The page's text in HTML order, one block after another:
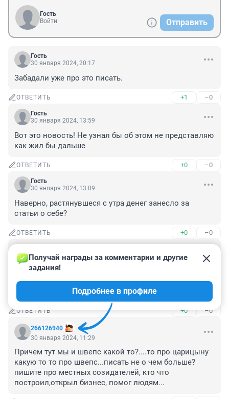
Гость
Войти
Отправить
Гость
30 января 2024, 20:17
Забадали уже про это писать.
ОТВЕТИТЬ +1 –0
Гость
30 января 2024, 13:59
Вот это новость! Не узнал бы об этом не представляю
как жил бы дальше
ОТВЕТИТЬ +0 –0
Гость
30 января 2024, 13:09
Наверно, растянувшеся с утра денег занесло за
статьи о себе?
ОТВЕТИТЬ +0 –0
30 января 2024, 12:03
Я тоже с утра растянулся около 67го, аж туалетные
процедуры ссамопроиволились.😞 и снег получился
на сегодня жёлтым 😶
ОТВЕТИТЬ +0 –0
266126940
Получай награды за комментарии и другие
задания!
Подробнее в профиле
30 января 2024, 11:29
Причем тут мы и швепс какой то?....то про царицыну
какую то то про швепс...писать не о чем больше?
пишите про местных созидателей, кто что
построил,открыл бизнес, помог людям...